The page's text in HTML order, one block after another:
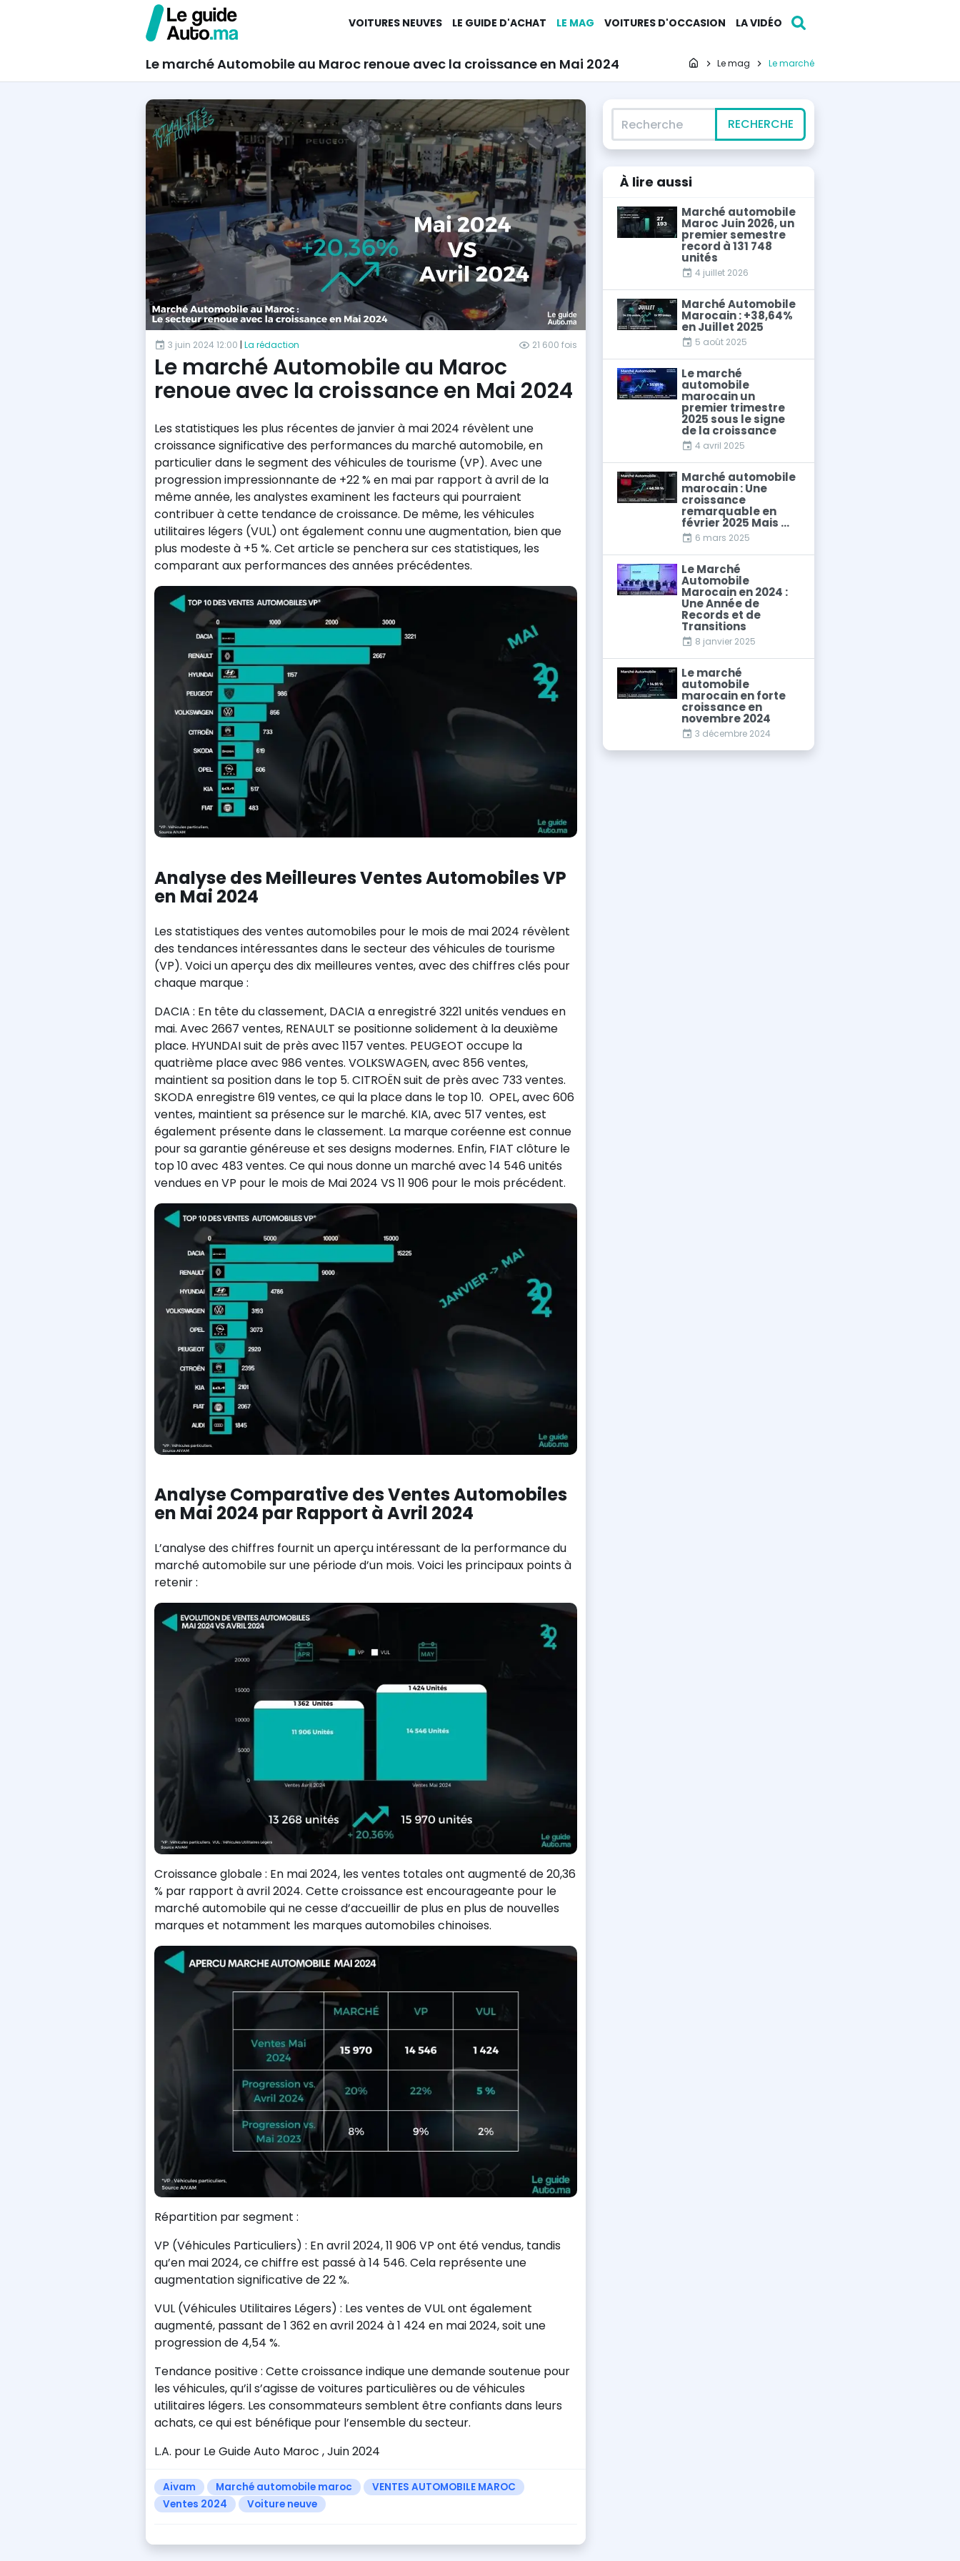
VOITURES NEUVES LE GUIDE D'ACHAT LE MAG VOITURES D'OCCASION LA VIDÉO
Le marché Automobile au Maroc renoue avec la croissance en Mai 2024 Page d'accueil
Le mag Le marché
3 juin 2024 12:00 | La rédaction 21 600 fois
Le marché Automobile au Maroc
renoue avec la croissance en Mai 2024
Les statistiques les plus récentes de janvier à mai 2024 révèlent une
croissance significative des performances du marché automobile, en
particulier dans le segment des véhicules de tourisme (VP). Avec une
progression impressionnante de +22 % en mai par rapport à avril de la
même année, les analystes examinent les facteurs qui pourraient
contribuer à cette tendance de croissance. De même, les véhicules
utilitaires légers (VUL) ont également connu une augmentation, bien que
plus modeste à +5 %. Cet article se penchera sur ces statistiques, les
comparant aux performances des années précédentes.
Analyse des Meilleures Ventes Automobiles VP
en Mai 2024
Les statistiques des ventes automobiles pour le mois de mai 2024 révèlent
des tendances intéressantes dans le secteur des véhicules de tourisme
(VP). Voici un aperçu des dix meilleures ventes, avec des chiffres clés pour
chaque marque :
DACIA : En tête du classement, DACIA a enregistré 3221 unités vendues en
mai. Avec 2667 ventes, RENAULT se positionne solidement à la deuxième
place. HYUNDAI suit de près avec 1157 ventes. PEUGEOT occupe la
quatrième place avec 986 ventes. VOLKSWAGEN, avec 856 ventes,
maintient sa position dans le top 5. CITROËN suit de près avec 733 ventes.
SKODA enregistre 619 ventes, ce qui la place dans le top 10. OPEL, avec 606
ventes, maintient sa présence sur le marché. KIA, avec 517 ventes, est
également présente dans le classement. La marque coréenne est connue
pour sa garantie généreuse et ses designs modernes. Enfin, FIAT clôture le
top 10 avec 483 ventes. Ce qui nous donne un marché avec 14 546 unités
vendues en VP pour le mois de Mai 2024 VS 11 906 pour le mois précédent.
Analyse Comparative des Ventes Automobiles
en Mai 2024 par Rapport à Avril 2024
L’analyse des chiffres fournit un aperçu intéressant de la performance du
marché automobile sur une période d’un mois. Voici les principaux points à
retenir :
Croissance globale : En mai 2024, les ventes totales ont augmenté de 20,36
% par rapport à avril 2024. Cette croissance est encourageante pour le
marché automobile qui ne cesse d’accueillir de plus en plus de nouvelles
marques et notamment les marques automobiles chinoises.
Répartition par segment :
VP (Véhicules Particuliers) : En avril 2024, 11 906 VP ont été vendus, tandis
qu’en mai 2024, ce chiffre est passé à 14 546. Cela représente une
augmentation significative de 22 %.
VUL (Véhicules Utilitaires Légers) : Les ventes de VUL ont également
augmenté, passant de 1 362 en avril 2024 à 1 424 en mai 2024, soit une
progression de 4,54 %.
Tendance positive : Cette croissance indique une demande soutenue pour
les véhicules, qu’il s’agisse de voitures particulières ou de véhicules
utilitaires légers. Les consommateurs semblent être confiants dans leurs
achats, ce qui est bénéfique pour l’ensemble du secteur.
L.A. pour Le Guide Auto Maroc , Juin 2024
Aivam Marché automobile maroc
VENTES AUTOMOBILE MAROC
Ventes 2024
Voiture neuve
Recherche
RECHERCHE
À lire aussi
Marché automobile
Maroc Juin 2026, un
premier semestre
record à 131 748
unités
4 juillet 2026
Marché Automobile
Marocain : +38,64%
en Juillet 2025
5 août 2025
Le marché
automobile
marocain un
premier trimestre
2025 sous le signe
de la croissance
4 avril 2025
Marché automobile
marocain : Une
croissance
remarquable en
février 2025 Mais ...
6 mars 2025
Le Marché
Automobile
Marocain en 2024 :
Une Année de
Records et de
Transitions
8 janvier 2025
Le marché
automobile
marocain en forte
croissance en
novembre 2024
3 décembre 2024